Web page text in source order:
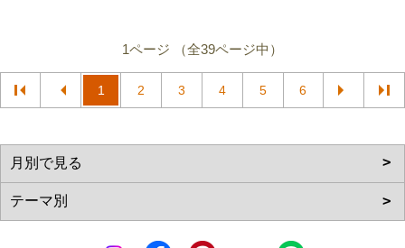
1ページ （全39ページ中）
1 2 3 4 5 6